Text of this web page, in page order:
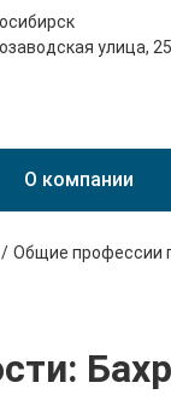
улица,
О компании
Общие профессии